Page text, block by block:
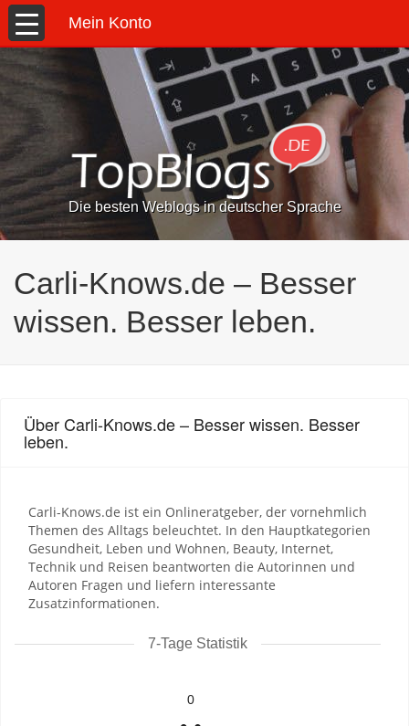
Mein Konto
Die besten Weblogs in deutscher Sprache
Carli-Knows.de – Besser
wissen. Besser leben.
Über Carli-Knows.de – Besser wissen. Besser
leben.
Carli-Knows.de ist ein Onlineratgeber, der vornehmlich
Themen des Alltags beleuchtet. In den Hauptkategorien
Gesundheit, Leben und Wohnen, Beauty, Internet,
Technik und Reisen beantworten die Autorinnen und
Autoren Fragen und liefern interessante
Zusatzinformationen.
7-Tage Statistik
0